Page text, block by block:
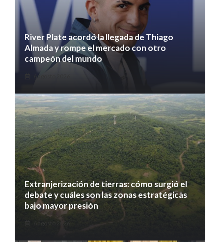
River Plate acordó la llegada de Thiago
Almada y rompe el mercado con otro
campeón del mundo
6 agosto 2026
Extranjerización de tierras: cómo surgió el
debate y cuáles son las zonas estratégicas
bajo mayor presión